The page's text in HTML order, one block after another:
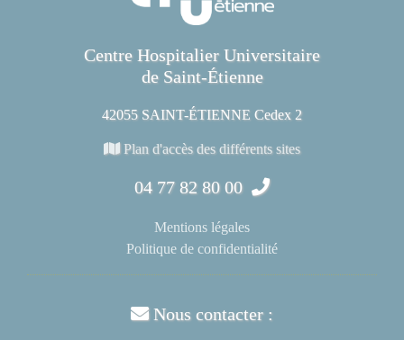
Centre Hospitalier Universitaire
de Saint-Étienne
42055 SAINT-ÉTIENNE Cedex 2
Plan d'accès des différents sites
04 77 82 80 00
Mentions légales
Politique de confidentialité
Nous contacter :